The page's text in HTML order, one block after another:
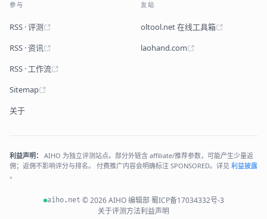
参与
RSS · 评测
RSS · 资讯
RSS · 工作流
Sitemap
关于
友站
oltool.net 在线工具箱
laohand.com
利益声明：
AIHO 为独立评测站点。部分外链含 affiliate/推荐参数，可能产生少量返
佣；返佣不影响评分与排名。 付费推广内容会明确标注 SPONSORED。详见 利益披露
。
aiho.net·© 2026 AIHO 编辑部·蜀ICP备17034332号-3
关于评测方法利益声明